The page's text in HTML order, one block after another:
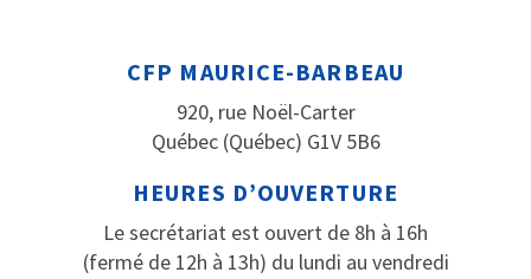
CFP MAURICE-BARBEAU
920, rue Noël-Carter
Québec (Québec) G1V 5B6
HEURES D’OUVERTURE
Le secrétariat est ouvert de 8h à 16h
(fermé de 12h à 13h) du lundi au vendredi